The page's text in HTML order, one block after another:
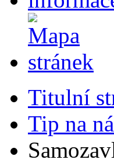
Titulní
Tip na